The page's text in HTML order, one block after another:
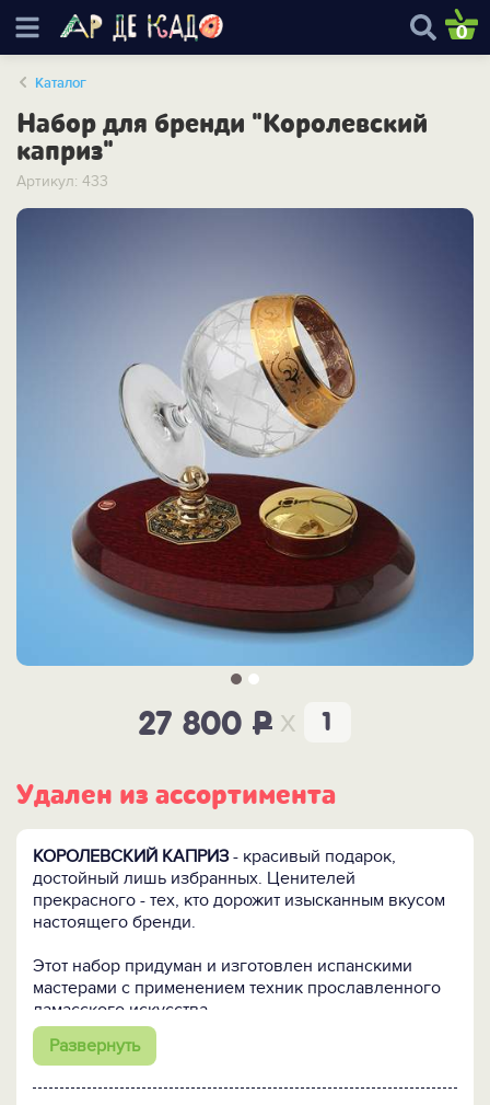
0
Каталог
Набор для бренди "Королевский
каприз"
Артикул: 433
27 800 P x
Удален из ассортимента
КОРОЛЕВСКИЙ КАПРИЗ - красивый подарок,
достойный лишь избранных. Ценителей
прекрасного - тех, кто дорожит изысканным вкусом
настоящего бренди.
Этот набор придуман и изготовлен испанскими
мастерами с применением техник прославленного
дамасского искусства.
При декорировании набора использованы пластины
Развернуть